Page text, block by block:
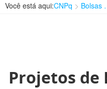
Você está aqui:CNPq
Projetos de